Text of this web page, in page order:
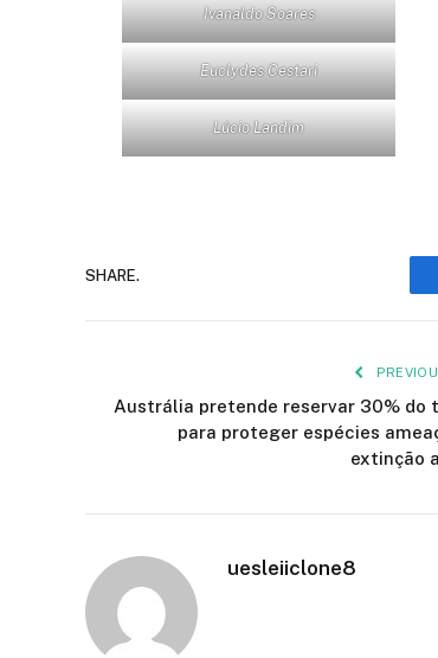
Ivanaldo Soares
Euclydes Cestari
Lúcio Landim
SHARE.
Austrália pretende reservar 30% do
para proteger espécies
extinção
uesleiiclone8